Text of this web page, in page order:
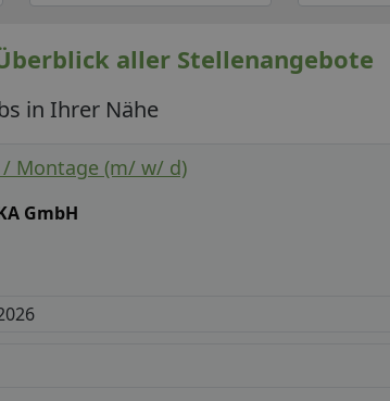
aller Stellenangebote
in Ihrer Nähe
Montage (m/ w/ d)
GmbH